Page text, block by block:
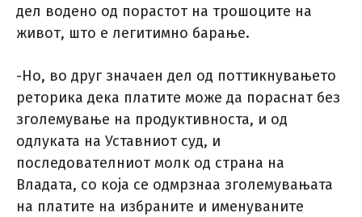
дел водено од порастот на трошоците на
живот, што е легитимно барање.
-Но, во друг значаен дел од поттикнувањето
реторика дека платите може да пораснат без
зголемување на продуктивноста, и од
одлуката на Уставниот суд, и
последователниот молк од страна на
Владата, со која се одмрзнаа зголемувањата
на платите на избраните и именуваните